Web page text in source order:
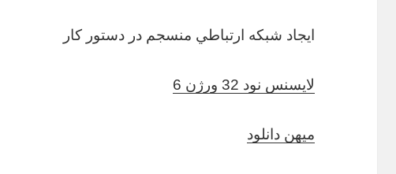
ايجاد شبكه ارتباطي منسجم در دستور کار
لایسنس نود 32 ورژن 6
میهن دانلود